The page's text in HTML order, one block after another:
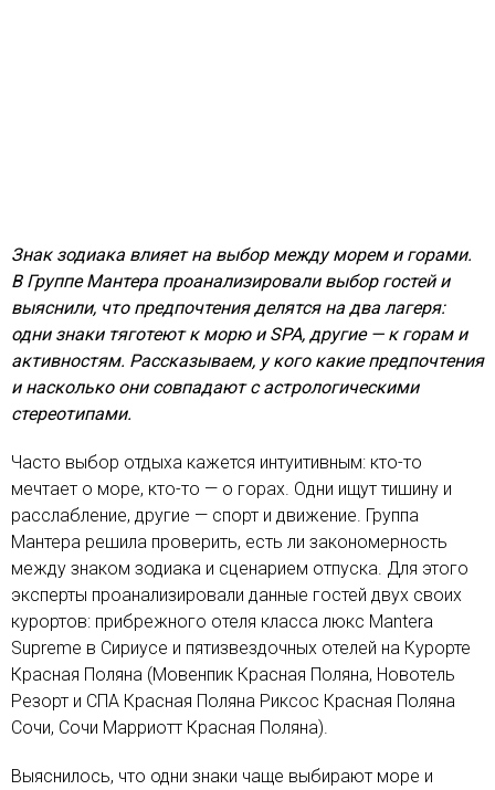
Знак зодиака влияет на выбор между морем и горами.
В Группе Мантера проанализировали выбор гостей и
выяснили, что предпочтения делятся на два лагеря:
одни знаки тяготеют к морю и SPA, другие — к горам и
активностям. Рассказываем, у кого какие предпочтения
и насколько они совпадают с астрологическими
стереотипами.
Часто выбор отдыха кажется интуитивным: кто-то
мечтает о море, кто-то — о горах. Одни ищут тишину и
расслабление, другие — спорт и движение. Группа
Мантера решила проверить, есть ли закономерность
между знаком зодиака и сценарием отпуска. Для этого
эксперты проанализировали данные гостей двух своих
курортов: прибрежного отеля класса люкс Mantera
Supreme в Сириусе и пятизвездочных отелей на Курорте
Красная Поляна (Мовенпик Красная Поляна, Новотель
Резорт и СПА Красная Поляна Риксос Красная Поляна
Сочи, Сочи Марриотт Красная Поляна).
Выяснилось, что одни знаки чаще выбирают море и